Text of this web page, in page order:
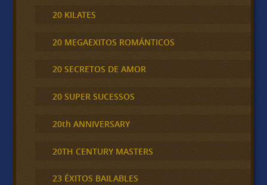
20 KILATES
20 MEGAEXITOS ROMÁNTICOS
20 SECRETOS DE AMOR
20 SUPER SUCESSOS
20th ANNIVERSARY
20TH CENTURY MASTERS
23 ÉXITOS BAILABLES